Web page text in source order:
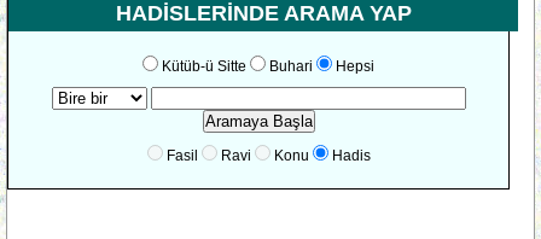
HADİSLERİNDE ARAMA YAP
Kütüb-ü Sitte Buhari Hepsi
Fasil Ravi Konu Hadis